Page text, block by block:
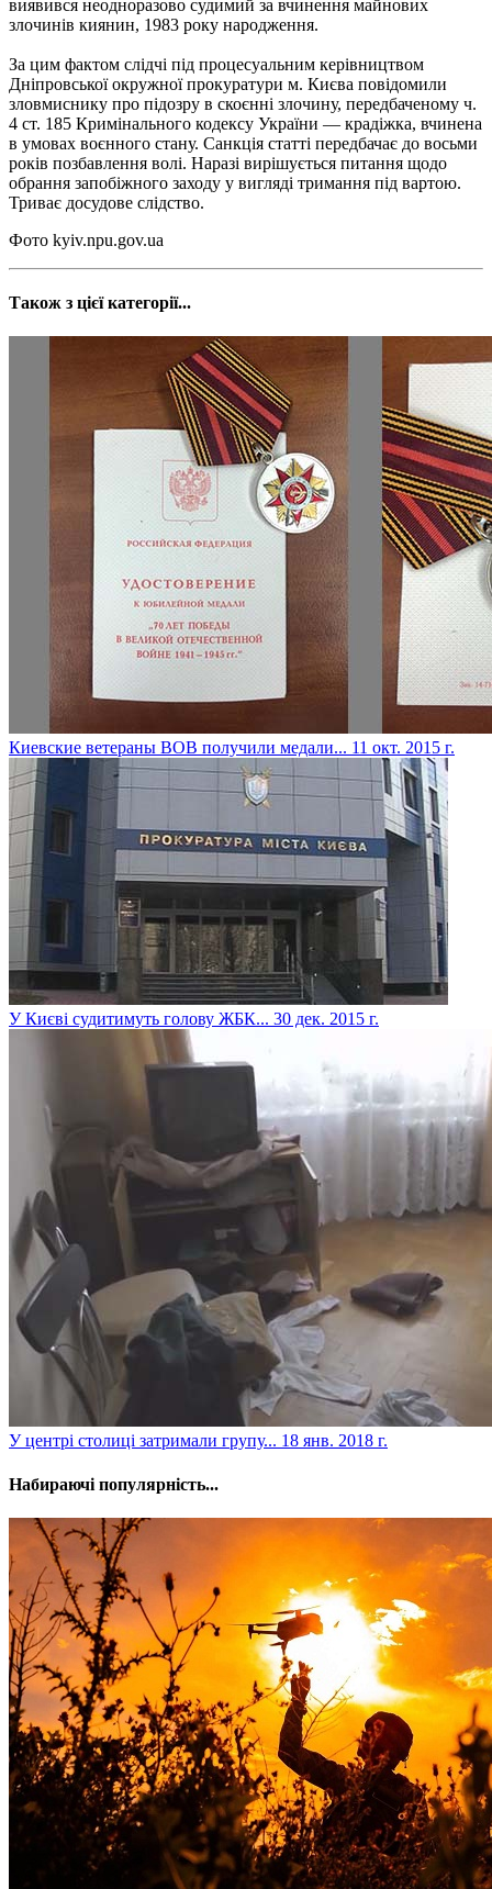
виявився неодноразово судимий за вчинення майнових
злочинів киянин, 1983 року народження.
За цим фактом слідчі під процесуальним керівництвом
Дніпровської окружної прокуратури м. Києва повідомили
зловмиснику про підозру в скоєнні злочину, передбаченому ч.
4 ст. 185 Кримінального кодексу України — крадіжка, вчинена
в умовах воєнного стану. Санкція статті передбачає до восьми
років позбавлення волі. Наразі вирішується питання щодо
обрання запобіжного заходу у вигляді тримання під вартою.
Триває досудове слідство.
Фото kyiv.npu.gov.ua
Також з цієї категорії...
Киевские ветераны ВОВ получили медали... 11 окт. 2015 г.
У Києві судитимуть голову ЖБК... 30 дек. 2015 г.
​У центрі столиці затримали групу... 18 янв. 2018 г.
Набираючі популярність...